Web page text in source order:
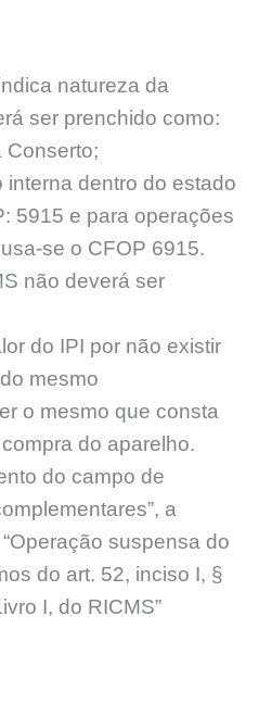
natureza da
ser prenchido como:
Conserto;
interna dentro do estado
5915 e para operações
se o CFOP 6915.
não deverá ser
do IPI por não existir
mesmo
o mesmo que consta
do aparelho.
do campo de
a
suspensa do
do art. 52, inciso I, §
I, do RICMS”